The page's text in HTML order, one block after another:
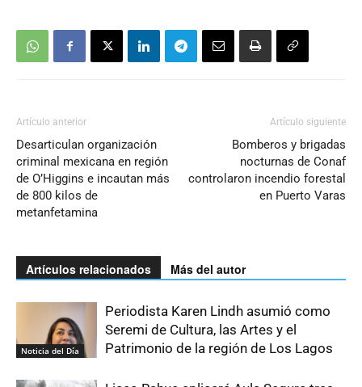
Artículo anterior
Desarticulan organización
criminal mexicana en región
de O’Higgins e incautan más
de 800 kilos de
metanfetamina
Artículo siguiente
Bomberos y brigadas
nocturnas de Conaf
controlaron incendio forestal
en Puerto Varas
Artículos relacionados Más del autor
Noticia del Día
Periodista Karen Lindh asumió como
Seremi de Cultura, las Artes y el
Patrimonio de la región de Los Lagos